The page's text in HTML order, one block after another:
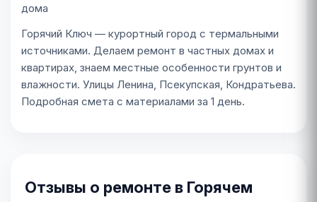
дома
Горячий Ключ — курортный город с термальными
источниками. Делаем ремонт в частных домах и
квартирах, знаем местные особенности грунтов и
влажности. Улицы Ленина, Псекупская, Кондратьева.
Подробная смета с материалами за 1 день.
Отзывы о ремонте в Горячем